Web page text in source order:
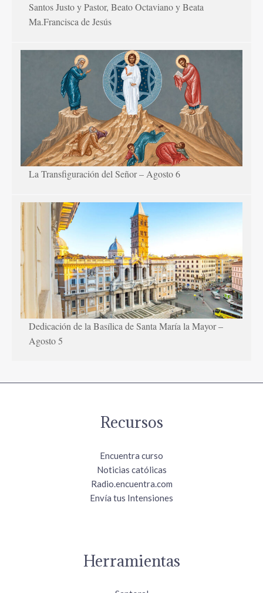
Santos Justo y Pastor, Beato Octaviano y Beata
Ma.Francisca de Jesús
La Transfiguración del Señor – Agosto 6
Dedicación de la Basílica de Santa María la Mayor –
Agosto 5
Recursos
Encuentra curso
Noticias católicas
Radio.encuentra.com
Envía tus Intensiones
Herramientas